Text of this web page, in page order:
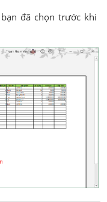
đã chọn trước khi